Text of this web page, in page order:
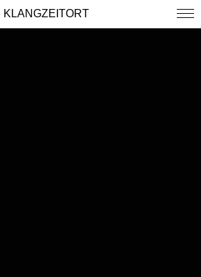
KLANGZEITORT